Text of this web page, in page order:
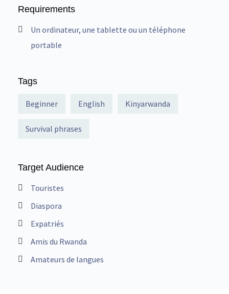
Requirements
Un ordinateur, une tablette ou un téléphone
portable
Tags
Beginner English Kinyarwanda
Survival phrases
Target Audience
Touristes
Diaspora
Expatriés
Amis du Rwanda
Amateurs de langues